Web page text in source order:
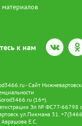
к нам
- Сайт
(16+).
Эл № ФС77-66798
ул.Пикмана 31.
Аврашова Е.С.